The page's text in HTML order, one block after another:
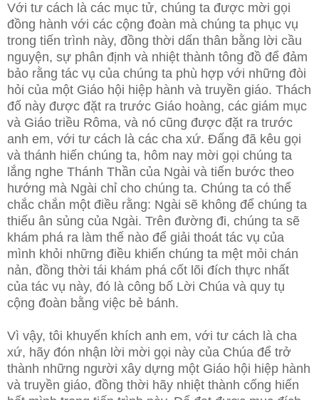
Với tư cách là các mục tử, chúng ta được mời gọi
đồng hành với các cộng đoàn mà chúng ta phục vụ
trong tiến trình này, đồng thời dấn thân bằng lời cầu
nguyện, sự phân định và nhiệt thành tông đồ để đảm
bảo rằng tác vụ của chúng ta phù hợp với những đòi
hỏi của một Giáo hội hiệp hành và truyền giáo. Thách
đố này được đặt ra trước Giáo hoàng, các giám mục
và Giáo triều Rôma, và nó cũng được đặt ra trước
anh em, với tư cách là các cha xứ. Đấng đã kêu gọi
và thánh hiến chúng ta, hôm nay mời gọi chúng ta
lắng nghe Thánh Thần của Ngài và tiến bước theo
hướng mà Ngài chỉ cho chúng ta. Chúng ta có thể
chắc chắn một điều rằng: Ngài sẽ không để chúng ta
thiếu ân sủng của Ngài. Trên đường đi, chúng ta sẽ
khám phá ra làm thế nào để giải thoát tác vụ của
mình khỏi những điều khiến chúng ta mệt mỏi chán
nản, đồng thời tái khám phá cốt lõi đích thực nhất
của tác vụ này, đó là công bố Lời Chúa và quy tụ
cộng đoàn bằng việc bẻ bánh.
Vì vậy, tôi khuyến khích anh em, với tư cách là cha
xứ, hãy đón nhận lời mời gọi này của Chúa để trở
thành những người xây dựng một Giáo hội hiệp hành
và truyền giáo, đồng thời hãy nhiệt thành cống hiến